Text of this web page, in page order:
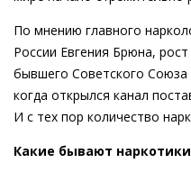
По мнению главного
России Евгения Брюна,
бывшего Советского Союза
когда открылся канал
И с тех пор количество
Какие бывают